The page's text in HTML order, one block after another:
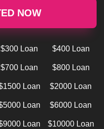
NOW
$300 Loan $400 Loan
$700 Loan $800 Loan
Loan $2000 Loan
Loan $6000 Loan
Loan $10000 Loan